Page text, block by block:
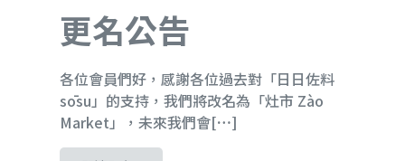
更名公告
各位會員們好，感謝各位過去對「日日佐料
sōsu」的支持，我們將改名為「灶市 Zào
Market」，未來我們會[…]